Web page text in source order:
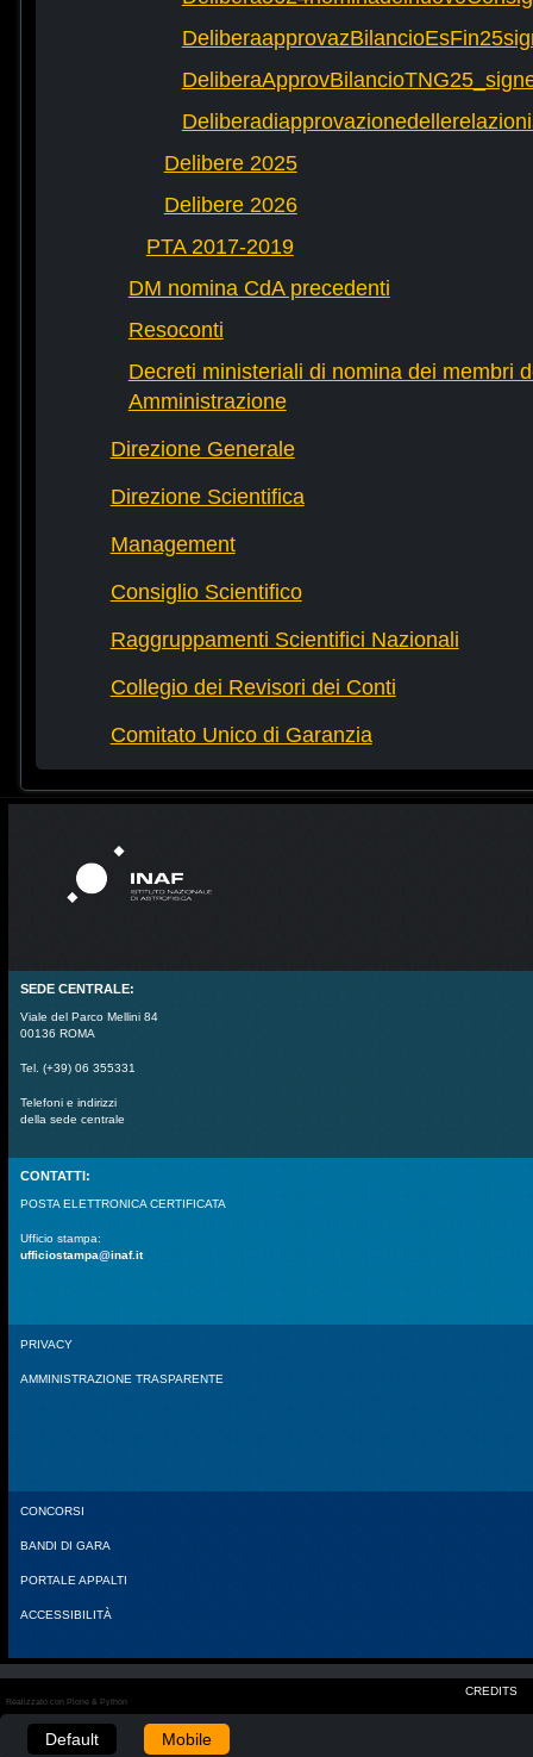
Delibere 2025
Delibere 2026
PTA 2017-2019
DM nomina CdA precedenti
Resoconti
Decreti ministeriali di nomina dei membri
Amministrazione
Direzione Generale
Direzione Scientifica
Management
Consiglio Scientifico
Raggruppamenti Scientifici Nazionali
Collegio dei Revisori dei Conti
Comitato Unico di Garanzia
SEDE CENTRALE:
Viale del Parco Mellini 84
00136 ROMA
Tel. (+39) 06 355331
Telefoni e indirizzi
della sede centrale
CONTATTI:
POSTA ELETTRONICA CERTIFICATA
Ufficio stampa:
ufficiostampa@inaf.it
PRIVACY
AMMINISTRAZIONE TRASPARENTE
CONCORSI
BANDI DI GARA
PORTALE APPALTI
ACCESSIBILITÀ
CREDITS
Realizzato con Plone & Python
Default Mobile